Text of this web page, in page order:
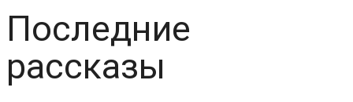
Последние
рассказы